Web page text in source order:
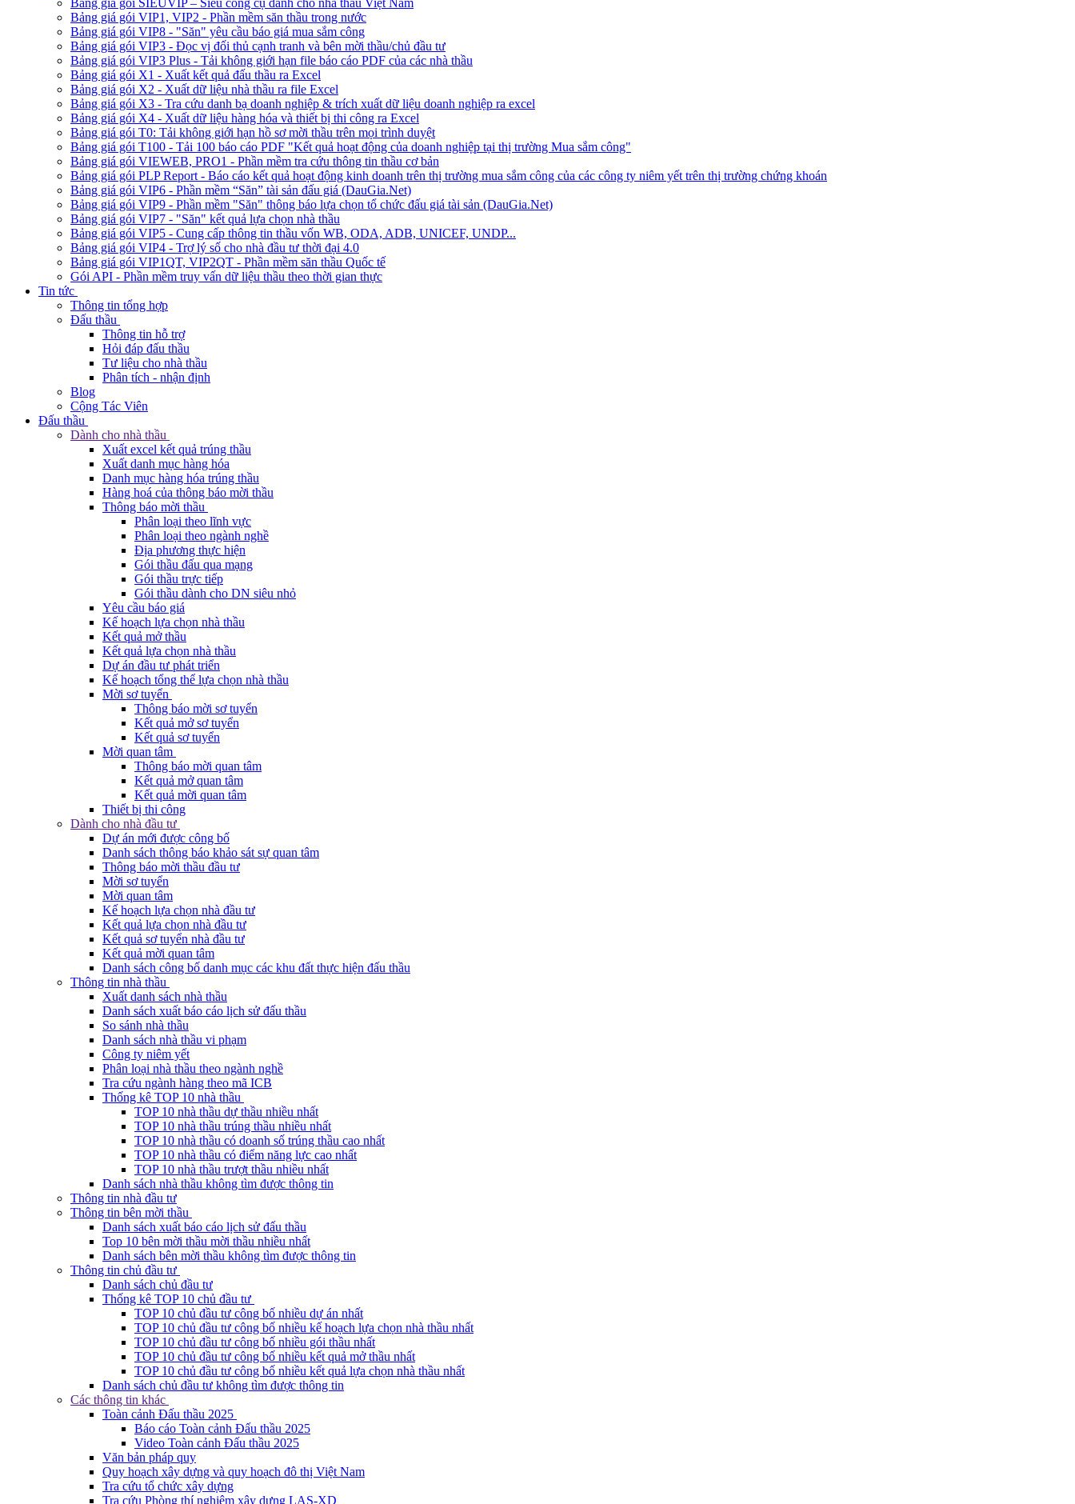
Bảng giá gói SIEUVIP – Siêu công cụ dành cho nhà thầu Việt Nam
Bảng giá gói VIP1, VIP2 - Phần mềm săn thầu trong nước
Bảng giá gói VIP8 - "Săn" yêu cầu báo giá mua sắm công
Bảng giá gói VIP3 - Đọc vị đối thủ cạnh tranh và bên mời thầu/chủ đầu tư
Bảng giá gói VIP3 Plus - Tải không giới hạn file báo cáo PDF của các nhà thầu
Bảng giá gói X1 - Xuất kết quả đấu thầu ra Excel
Bảng giá gói X2 - Xuất dữ liệu nhà thầu ra file Excel
Bảng giá gói X3 - Tra cứu danh bạ doanh nghiệp & trích xuất dữ liệu doanh nghiệp ra excel
Bảng giá gói X4 - Xuất dữ liệu hàng hóa và thiết bị thi công ra Excel
Bảng giá gói T0: Tải không giới hạn hồ sơ mời thầu trên mọi trình duyệt
Bảng giá gói T100 - Tải 100 báo cáo PDF "Kết quả hoạt động của doanh nghiệp tại thị trường Mua sắm công"
Bảng giá gói VIEWEB, PRO1 - Phần mềm tra cứu thông tin thầu cơ bản
Bảng giá gói PLP Report - Báo cáo kết quả hoạt động kinh doanh trên thị trường mua sắm công của các công ty niêm yết trên thị trường chứng khoán
Bảng giá gói VIP6 - Phần mềm “Săn” tài sản đấu giá (DauGia.Net)
Bảng giá gói VIP9 - Phần mềm "Săn" thông báo lựa chọn tổ chức đấu giá tài sản (DauGia.Net)
Bảng giá gói VIP7 - "Săn" kết quả lựa chọn nhà thầu
Bảng giá gói VIP5 - Cung cấp thông tin thầu vốn WB, ODA, ADB, UNICEF, UNDP...
Bảng giá gói VIP4 - Trợ lý số cho nhà đầu tư thời đại 4.0
Bảng giá gói VIP1QT, VIP2QT - Phần mềm săn thầu Quốc tế
Gói API - Phần mềm truy vấn dữ liệu thầu theo thời gian thực
Tin tức
Thông tin tổng hợp
Đấu thầu
Thông tin hỗ trợ
Hỏi đáp đấu thầu
Tư liệu cho nhà thầu
Phân tích - nhận định
Blog
Cộng Tác Viên
Đấu thầu
Dành cho nhà thầu
Xuất excel kết quả trúng thầu
Xuất danh mục hàng hóa
Danh mục hàng hóa trúng thầu
Hàng hoá của thông báo mời thầu
Thông báo mời thầu
Phân loại theo lĩnh vực
Phân loại theo ngành nghề
Địa phương thực hiện
Gói thầu đấu qua mạng
Gói thầu trực tiếp
Gói thầu dành cho DN siêu nhỏ
Yêu cầu báo giá
Kế hoạch lựa chọn nhà thầu
Kết quả mở thầu
Kết quả lựa chọn nhà thầu
Dự án đầu tư phát triển
Kế hoạch tổng thể lựa chọn nhà thầu
Mời sơ tuyển
Thông báo mời sơ tuyển
Kết quả mở sơ tuyển
Kết quả sơ tuyển
Mời quan tâm
Thông báo mời quan tâm
Kết quả mở quan tâm
Kết quả mời quan tâm
Thiết bị thi công
Dành cho nhà đầu tư
Dự án mới được công bố
Danh sách thông báo khảo sát sự quan tâm
Thông báo mời thầu đầu tư
Mời sơ tuyển
Mời quan tâm
Kế hoạch lựa chọn nhà đầu tư
Kết quả lựa chọn nhà đầu tư
Kết quả sơ tuyển nhà đầu tư
Kết quả mời quan tâm
Danh sách công bố danh mục các khu đất thực hiện đấu thầu
Thông tin nhà thầu
Xuất danh sách nhà thầu
Danh sách xuất báo cáo lịch sử đấu thầu
So sánh nhà thầu
Danh sách nhà thầu vi phạm
Công ty niêm yết
Phân loại nhà thầu theo ngành nghề
Tra cứu ngành hàng theo mã ICB
Thống kê TOP 10 nhà thầu
TOP 10 nhà thầu dự thầu nhiều nhất
TOP 10 nhà thầu trúng thầu nhiều nhất
TOP 10 nhà thầu có doanh số trúng thầu cao nhất
TOP 10 nhà thầu có điểm năng lực cao nhất
TOP 10 nhà thầu trượt thầu nhiều nhất
Danh sách nhà thầu không tìm được thông tin
Thông tin nhà đầu tư
Thông tin bên mời thầu
Danh sách xuất báo cáo lịch sử đấu thầu
Top 10 bên mời thầu mời thầu nhiều nhất
Danh sách bên mời thầu không tìm được thông tin
Thông tin chủ đầu tư
Danh sách chủ đầu tư
Thống kê TOP 10 chủ đầu tư
TOP 10 chủ đầu tư công bố nhiều dự án nhất
TOP 10 chủ đầu tư công bố nhiều kế hoạch lựa chọn nhà thầu nhất
TOP 10 chủ đầu tư công bố nhiều gói thầu nhất
TOP 10 chủ đầu tư công bố nhiều kết quả mở thầu nhất
TOP 10 chủ đầu tư công bố nhiều kết quả lựa chọn nhà thầu nhất
Danh sách chủ đầu tư không tìm được thông tin
Các thông tin khác
Toàn cảnh Đấu thầu 2025
Báo cáo Toàn cảnh Đấu thầu 2025
Video Toàn cảnh Đấu thầu 2025
Văn bản pháp quy
Quy hoạch xây dựng và quy hoạch đô thị Việt Nam
Tra cứu tổ chức xây dựng
Tra cứu Phòng thí nghiệm xây dựng LAS-XD